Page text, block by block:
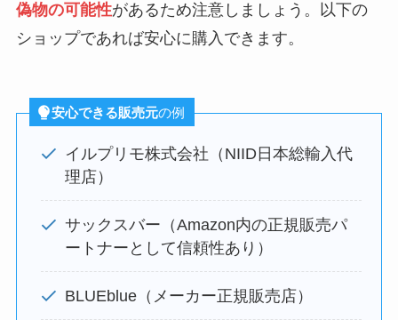
偽物の可能性があるため注意しましょう。以下の
ショップであれば安心に購入できます。
安心できる販売元の例
イルプリモ株式会社（NIID日本総輸入代
理店）
サックスバー（Amazon内の正規販売パ
ートナーとして信頼性あり）
BLUEblue（メーカー正規販売店）